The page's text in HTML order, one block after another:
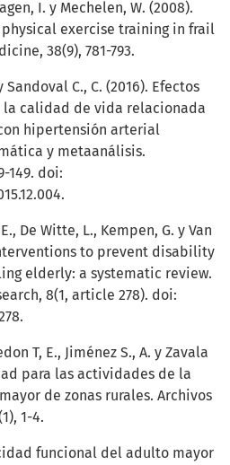
I. y Mechelen, W. (2008).
exercise training in frail
38(9), 781-793.
Sandoval C., C. (2016). Efectos
calidad de vida relacionada
hipertensión arterial
y metaanálisis.
149. doi:
De Witte, L., Kempen, G. y Van
to prevent disability
elderly: a systematic review.
8(1, article 278). doi:
T, E., Jiménez S., A. y Zavala
para las actividades de la
de zonas rurales. Archivos
1-4.
funcional del adulto mayor